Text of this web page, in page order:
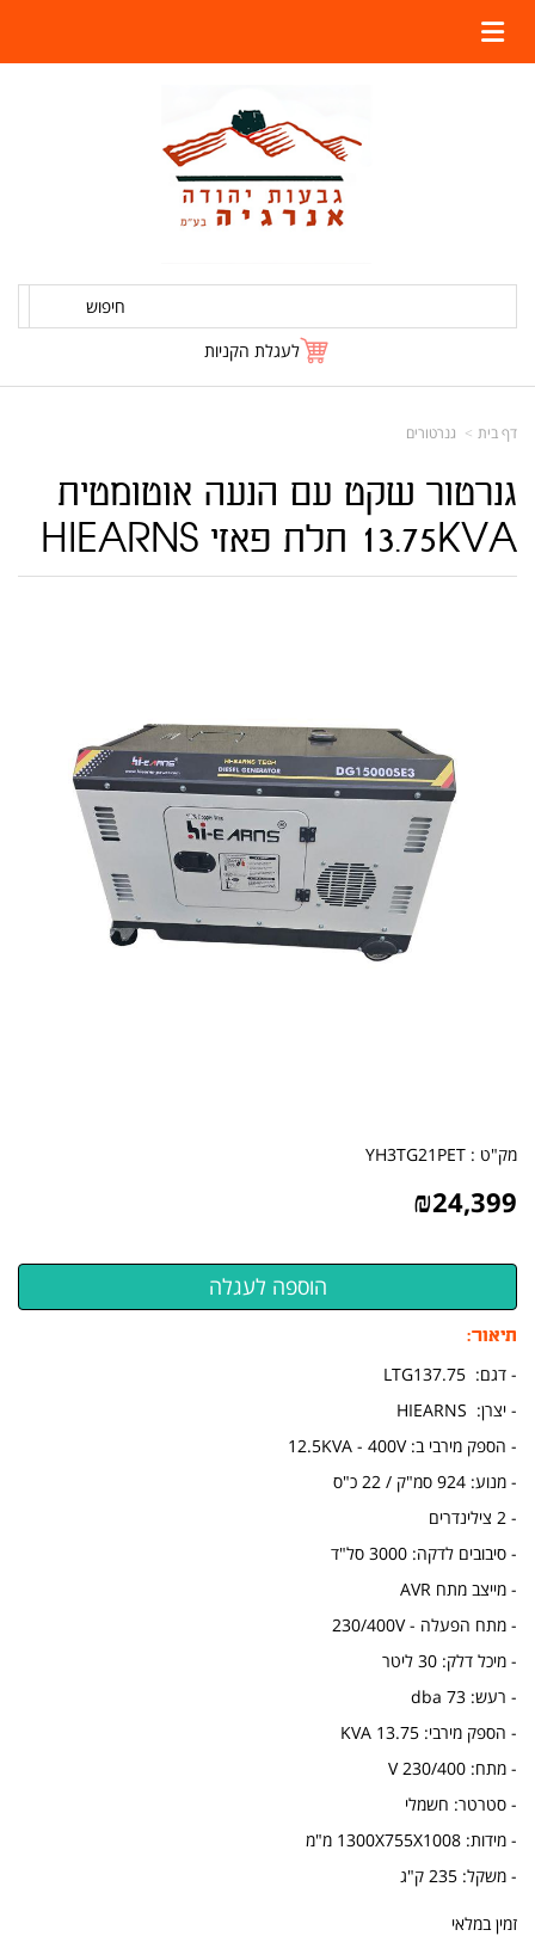
חיפוש
לעגלת הקניות
דף בית גנרטורים
גנרטור שקט עם הנעה אוטומטית
13.75KVA תלת פאזי HIEARNS
מק"ט : YH3TG21PET
₪24,399
תיאור:
- דגם: LTG137.75
- יצרן: HIEARNS
- הספק מירבי ב: 12.5KVA - 400V
- מנוע: 924 סמ"ק / 22 כ"ס
- 2 צילינדרים
- סיבובים לדקה: 3000 סל"ד
- מייצב מתח AVR
- מתח הפעלה - 230/400V
- מיכל דלק: 30 ליטר
- רעש: 73 dba
- הספק מירבי: 13.75 KVA
- מתח: 230/400 V
- סטרטר: חשמלי
- מידות: 1300X755X1008 מ"מ
- משקל: 235 ק"ג
זמין במלאי